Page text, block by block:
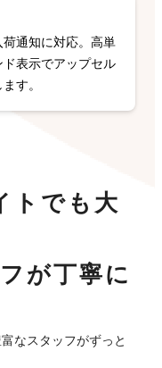
通知に対応。高単
表示でアップセル
す。
トでも大
が丁寧に
なスタッフがずっと